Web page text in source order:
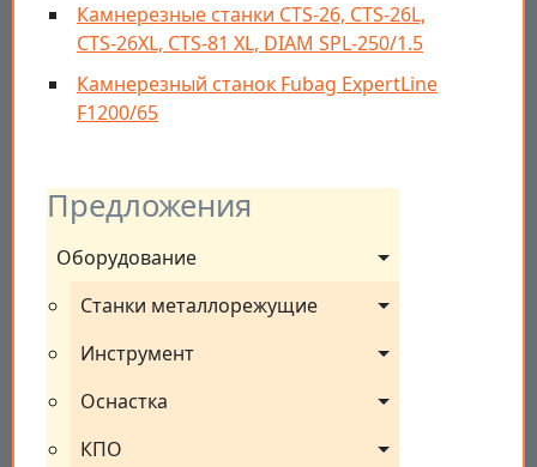
Предложения
Оборудование
Станки металлорежущие
Инструмент
Оснастка
КПО
Камнерезные станки CTS-26, CTS-26L,
CTS-26XL, CTS-81 XL, DIAM SPL-250/1.5
Камнерезный станок Fubag ExpertLine
F1200/65